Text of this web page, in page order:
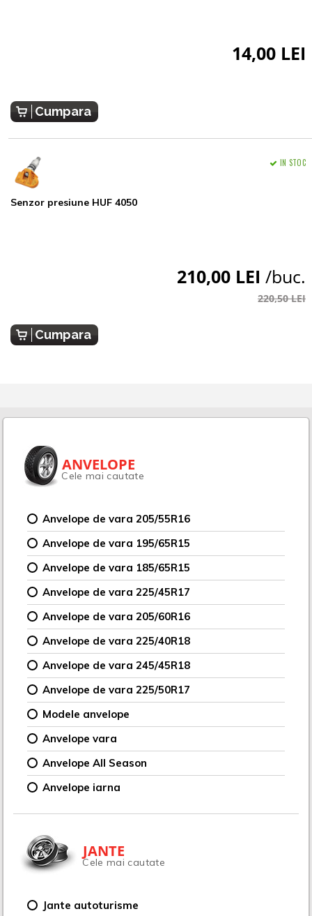
14,00 LEI
Cumpara
Senzor presiune HUF 4050
IN STOC
210,00 LEI /buc.
220,50 LEI
Cumpara
ANVELOPE
Cele mai cautate
Anvelope de vara 205/55R16
Anvelope de vara 195/65R15
Anvelope de vara 185/65R15
Anvelope de vara 225/45R17
Anvelope de vara 205/60R16
Anvelope de vara 225/40R18
Anvelope de vara 245/45R18
Anvelope de vara 225/50R17
Modele anvelope
Anvelope vara
Anvelope All Season
Anvelope iarna
JANTE
Cele mai cautate
Jante autoturisme